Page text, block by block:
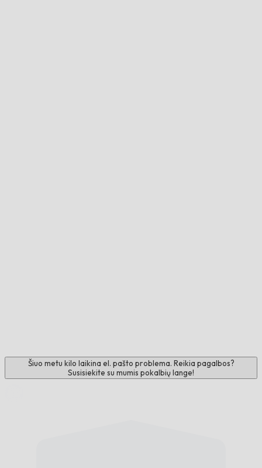
Šiuo metu kilo laikina el. pašto problema. Reikia pagalbos?
Susisiekite su mumis pokalbių lange!